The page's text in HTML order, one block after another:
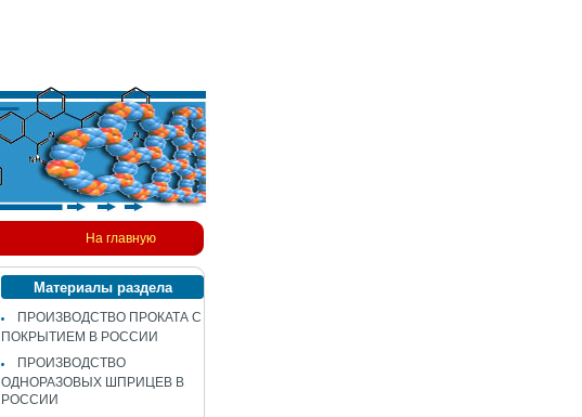
На главную
Материалы раздела
ПРОИЗВОДСТВО ПРОКАТА С
ПОКРЫТИЕМ В РОССИИ
ПРОИЗВОДСТВО
ОДНОРАЗОВЫХ ШПРИЦЕВ В
РОССИИ